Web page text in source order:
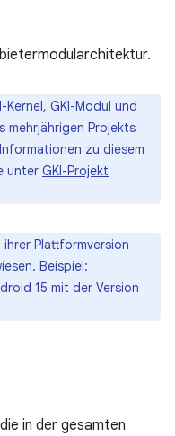
GKI-Modul und
mehrjährigen Projekts
zu diesem
unter GKI-Projekt
Plattformversion
Beispiel:
15 mit der Version
in der gesamten